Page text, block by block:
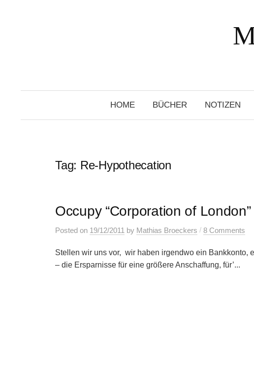
HOME BÜCHER NOTIZEN
Tag: Re-Hypothecation
Occupy “Corporation of London”
Posted on 19/12/2011 by Mathias Broeckers / 8 Comments
Stellen wir uns vor, wir haben irgendwo ein Bankkonto,
– die Ersparnisse für eine größere Anschaffung, für’...